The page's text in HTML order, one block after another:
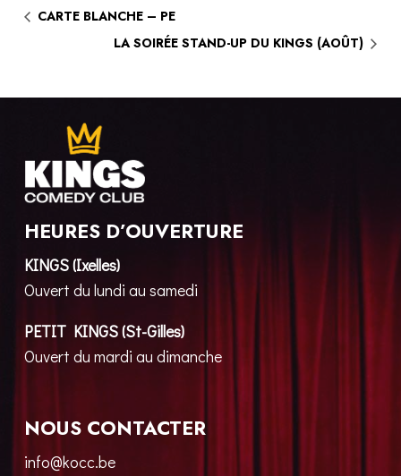
CARTE BLANCHE – PE
LA SOIRÉE STAND-UP DU KINGS (AOÛT)
HEURES D’OUVERTURE
KINGS (Ixelles)
Ouvert du lundi au samedi
PETIT KINGS (St-Gilles)
Ouvert du mardi au dimanche
NOUS CONTACTER
info@kocc.be